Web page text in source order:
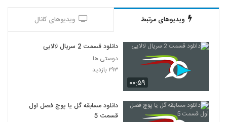
ویدیوهای مرتبط ویدیوهای کانال
۰۰:۵۹
دانلود قسمت 2 سریال لالایی
دوستی ها
۲۹۳ بازدید
دانلود مسابقه گل یا پوچ فصل اول
قسمت 5